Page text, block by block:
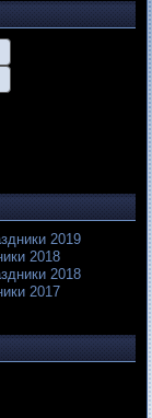
2019
2018
2018
2017